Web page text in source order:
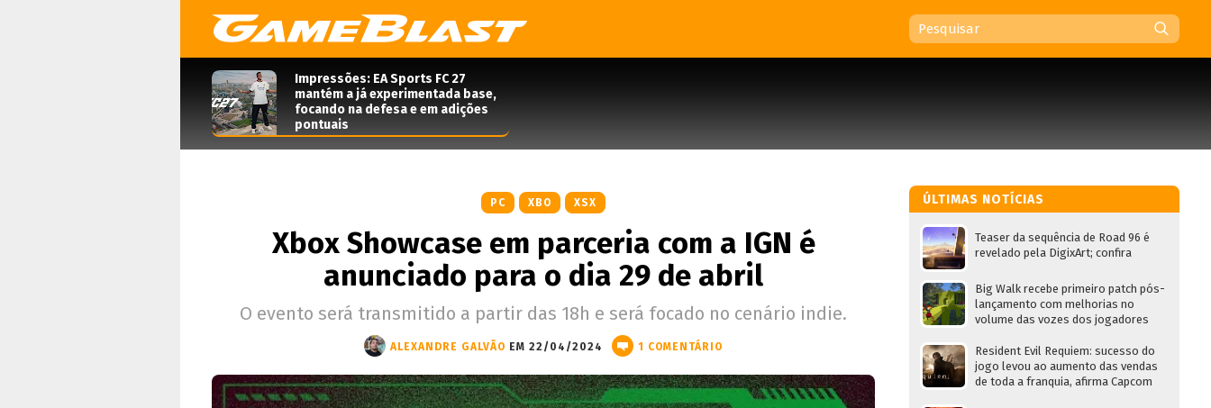
Impressões: EA Sports FC 27
mantém a já experimentada base,
focando na defesa e em adições
pontuais
PC XBO XSX
Xbox Showcase em parceria com a IGN é
anunciado para o dia 29 de abril
O evento será transmitido a partir das 18h e será focado no cenário indie.
ALEXANDRE GALVÃO EM 22/04/2024 1 COMENTÁRIO
ÚLTIMAS NOTÍCIAS
Teaser da sequência de Road 96 é
revelado pela DigixArt; confira
Big Walk recebe primeiro patch pós-
lançamento com melhorias no
volume das vozes dos jogadores
Resident Evil Requiem: sucesso do
jogo levou ao aumento das vendas
de toda a franquia, afirma Capcom